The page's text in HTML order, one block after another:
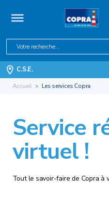
C.S.E.
Accueil Les services Copra
Service
virtuel !
Tout le savoir-faire de Copra à